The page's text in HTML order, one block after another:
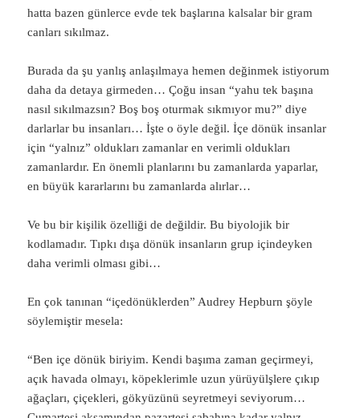
hatta bazen günlerce evde tek başlarına kalsalar bir gram
canları sıkılmaz.
Burada da şu yanlış anlaşılmaya hemen değinmek istiyorum
daha da detaya girmeden… Çoğu insan “yahu tek başına
nasıl sıkılmazsın? Boş boş oturmak sıkmıyor mu?” diye
darlarlar bu insanları… İşte o öyle değil. İçe dönük insanlar
için “yalnız” oldukları zamanlar en verimli oldukları
zamanlardır. En önemli planlarını bu zamanlarda yaparlar,
en büyük kararlarını bu zamanlarda alırlar…
Ve bu bir kişilik özelliği de değildir. Bu biyolojik bir
kodlamadır. Tıpkı dışa dönük insanların grup içindeyken
daha verimli olması gibi…
En çok tanınan “içedönüklerden” Audrey Hepburn şöyle
söylemiştir mesela:
“Ben içe dönük biriyim. Kendi başıma zaman geçirmeyi,
açık havada olmayı, köpeklerimle uzun yürüyülşlere çıkıp
ağaçları, çiçekleri, gökyüzünü seyretmeyi seviyorum…